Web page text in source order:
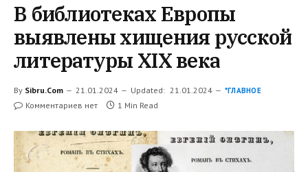
В библиотеках Европы
выявлены хищения русской
литературы XIX века
By Sibru.Com 21.01.2024 Updated: 21.01.2024 *ГЛАВНОЕ
Комментариев нет 1 Min Read